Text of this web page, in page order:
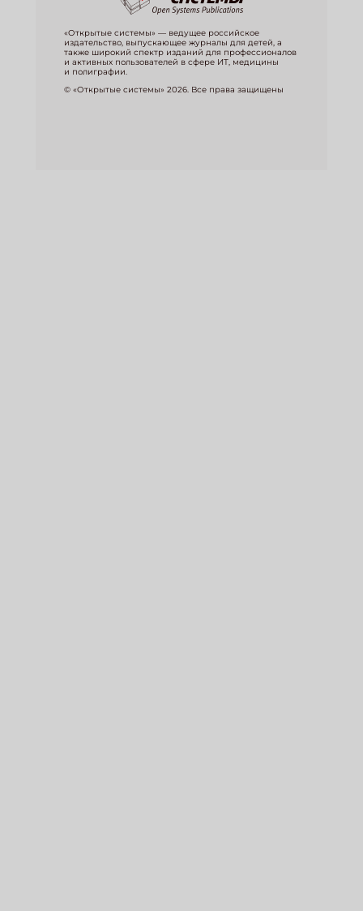
«Открытые системы» — ведущее российское
издательство, выпускающее журналы для детей, а
также широкий спектр изданий для профессионалов
и активных пользователей в сфере ИТ, медицины
и полиграфии.
© «Открытые системы» 2026. Все права защищены